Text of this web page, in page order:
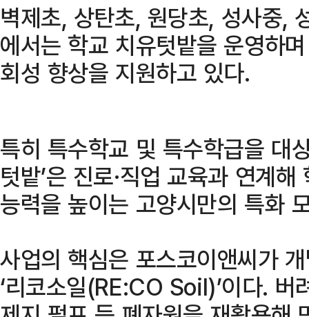
벽제초, 상탄초, 원당초, 성사중,
에서는 학교 치유텃밭을 운영하
회성 향상을 지원하고 있다.
특히 특수학교 및 특수학급을 대
텃밭’은 진로·직업 교육과 연계
능력을 높이는 고양시만의 특화
사업의 핵심은 포스코이앤씨가
‘리코소일(RE:CO Soil)’이다.